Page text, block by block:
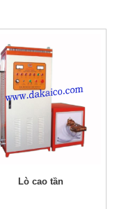
Lò cao tần